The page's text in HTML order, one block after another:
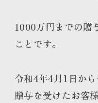
1000万円までの贈
ことです。
令和4年4月1日か
贈与を受けたお客様